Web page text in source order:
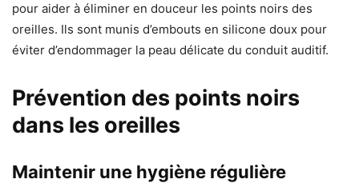
pour aider à éliminer en douceur les points noirs des
oreilles. Ils sont munis d’embouts en silicone doux pour
éviter d’endommager la peau délicate du conduit auditif.
Prévention des points noirs
dans les oreilles
Maintenir une hygiène régulière